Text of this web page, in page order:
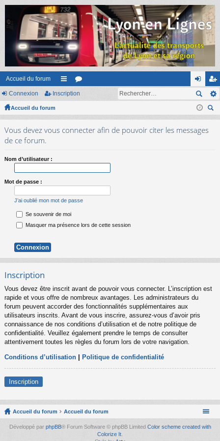
Accueil du forum
ac or on
ne
ns
cri
Connexion Inscription
Accueil du forum
ec
her
Vous devez vous connecter afin de pouvoir citer les messages
de ce forum.
Nom d’utilisateur :
Mot de passe :
J’ai oublié mon mot de passe
Se souvenir de moi
Masquer ma présence lors de cette session
Inscription
Vous devez être inscrit avant de pouvoir vous connecter. L’inscription est
rapide et vous offre de nombreux avantages. Les administrateurs du
forum peuvent accorder des fonctionnalités supplémentaires aux
utilisateurs inscrits. Avant de vous inscrire, assurez-vous d’avoir pris
connaissance de nos conditions d’utilisation et de notre politique de
confidentialité. Veuillez également prendre le temps de consulter
attentivement toutes les règles du forum lors de votre navigation.
Conditions d’utilisation Politique de confidentialité
Inscription
Accueil du forum Accueil du forum
Développé par phpBB® Forum Software © phpBB Limited Color scheme created with
Colorize It.